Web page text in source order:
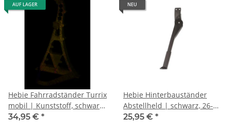
AUF LAGER
Hebie Fahrradständer Turrix
mobil | Kunststoff, schwarz,
univers. einstellb.
34,95 € *
NEU
Hebie Hinterbauständer
Abstellheld | schwarz, 26-
28", Rahmenbefestigung
25,95 € *